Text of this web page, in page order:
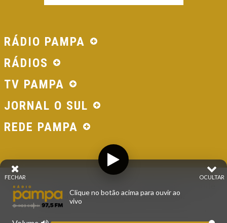
RÁDIO PAMPA
RÁDIOS
TV PAMPA
JORNAL O SUL
REDE PAMPA
© 2026 - Direitos Reservados - Rádio Pampa - Rede
Pampa de Comunicação | RS - Brasil.
OCULTAR
FECHAR
Clique no botão acima para ouvir ao
vivo